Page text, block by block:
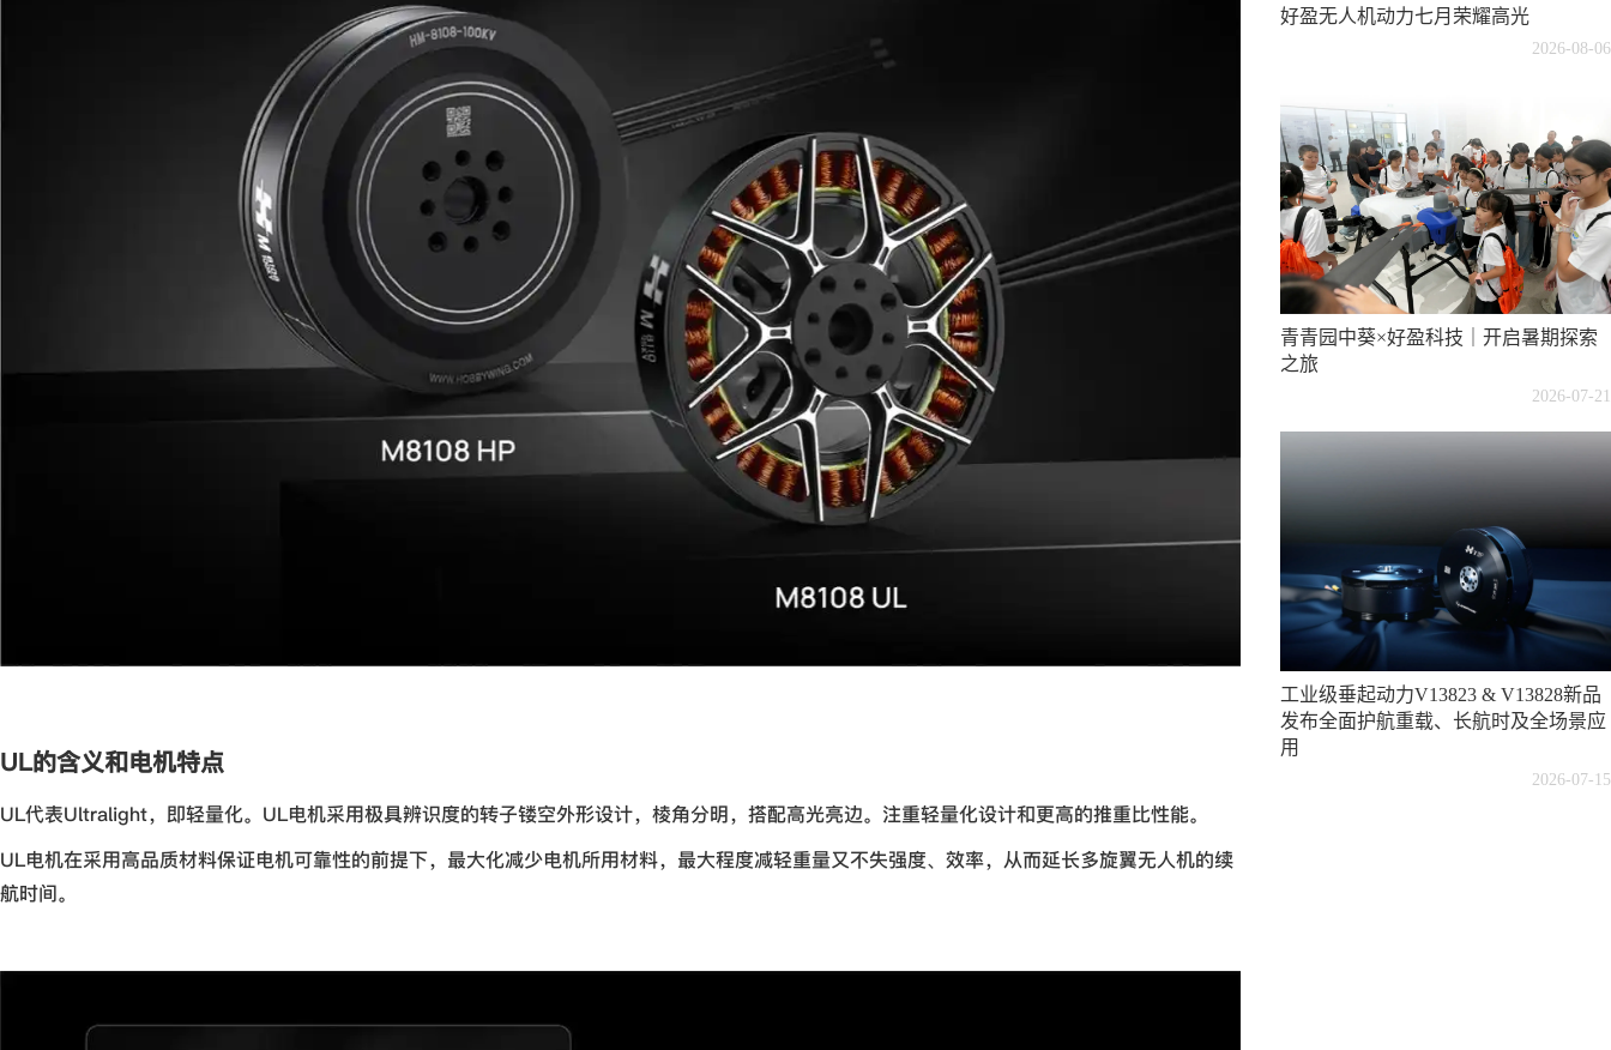
UL的含义和电机特点
UL代表Ultralight，即轻量化。UL电机采用极具辨识度的转子镂空外形设计，棱角分明，搭配高光亮边。注重轻量化设计和更高的推重比性能。
UL电机在采用高品质材料保证电机可靠性的前提下，最大化减少电机所用材料，最大程度减轻重量又不失强度、效率，从而延长多旋翼无人机的续
航时间。
好盈无人机动力七月荣耀高光
2026-08-06
青青园中葵×好盈科技｜开启暑期探索
之旅
2026-07-21
工业级垂起动力V13823 & V13828新品
发布全面护航重载、长航时及全场景应
用
2026-07-15